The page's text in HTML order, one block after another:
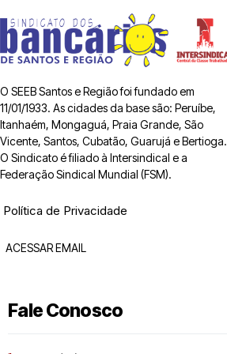
O SEEB Santos e Região foi fundado em
11/01/1933. As cidades da base são: Peruíbe,
Itanhaém, Mongaguá, Praia Grande, São
Vicente, Santos, Cubatão, Guarujá e Bertioga.
O Sindicato é filiado à Intersindical e a
Federação Sindical Mundial (FSM).
Política de Privacidade
ACESSAR EMAIL
Fale Conosco